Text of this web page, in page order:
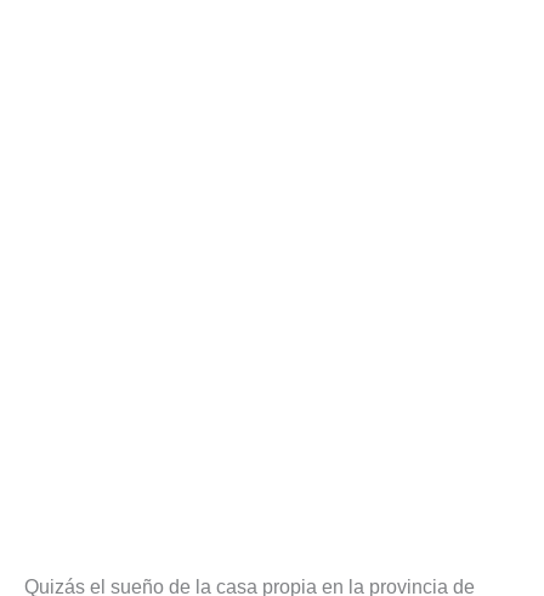
Quizás el sueño de la casa propia en la provincia de